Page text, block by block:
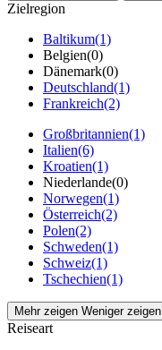
Zielregion
Baltikum(1)
Belgien(0)
Dänemark(0)
Deutschland(1)
Frankreich(2)
Großbritannien(1)
Italien(6)
Kroatien(1)
Niederlande(0)
Norwegen(1)
Österreich(2)
Polen(2)
Schweden(1)
Schweiz(1)
Tschechien(1)
Mehr zeigen Weniger zeigen
Reiseart